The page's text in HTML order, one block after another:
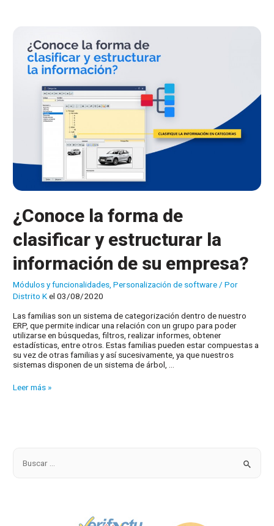
¿Conoce la forma de
clasificar y estructurar la
información de su empresa?
Módulos y funcionalidades ,Personalización de software / Por
Distrito Kel 03/08/2020
Las familias son un sistema de categorización dentro de nuestro
ERP, que permite indicar una relación con un grupo para poder
utilizarse en búsquedas, filtros, realizar informes, obtener
estadísticas, entre otros. Estas familias pueden estar compuestas a
su vez de otras familias y así sucesivamente, ya que nuestros
sistemas disponen de un sistema de árbol, …
¿Conoce
información
Leer más »